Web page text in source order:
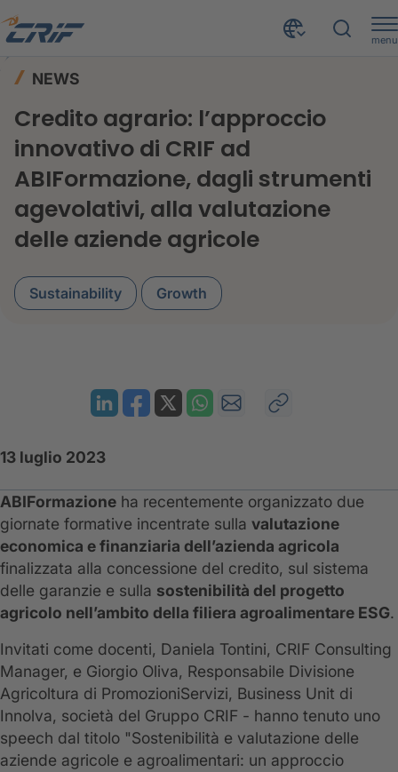
menu
NEWS
Credito agrario: l’approccio
innovativo di CRIF ad
ABIFormazione, dagli strumenti
agevolativi, alla valutazione
delle aziende agricole
Sustainability Growth
13 luglio 2023
ABIFormazione ha recentemente organizzato due
giornate formative incentrate sulla valutazione
economica e finanziaria dell’azienda agricola
finalizzata alla concessione del credito, sul sistema
delle garanzie e sulla sostenibilità del progetto
agricolo nell’ambito della filiera agroalimentare ESG.
Invitati come docenti, Daniela Tontini, CRIF Consulting
Manager, e Giorgio Oliva, Responsabile Divisione
Agricoltura di PromozioniServizi, Business Unit di
Innolva, società del Gruppo CRIF - hanno tenuto uno
speech dal titolo "Sostenibilità e valutazione delle
aziende agricole e agroalimentari: un approccio